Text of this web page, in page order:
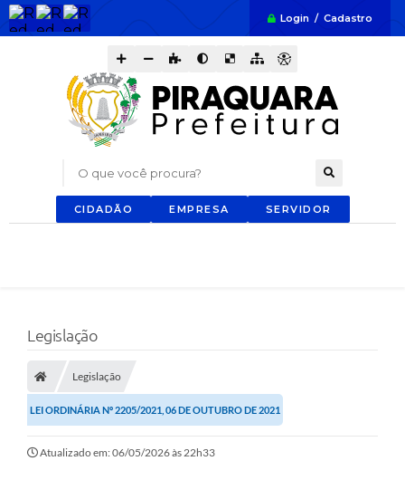
Login / Cadastro
O que você procura?
CIDADÃO EMPRESA SERVIDOR
Legislação
Legislação
LEI ORDINÁRIA Nº 2205/2021, 06 DE OUTUBRO DE 2021
Atualizado em: 06/05/2026 às 22h33